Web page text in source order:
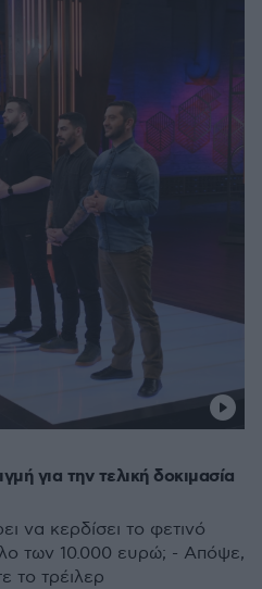
για την τελική δοκιμασία
να κερδίσει το φετινό
των 10.000 ευρώ; - Απόψε,
το τρέιλερ